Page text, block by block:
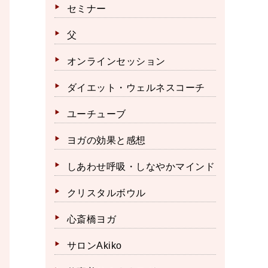
セミナー
父
オンラインセッション
ダイエット・ウェルネスコーチ
ユーチューブ
ヨガの効果と感想
しあわせ呼吸・しなやかマインド
クリスタルボウル
心斎橋ヨガ
サロンAkiko